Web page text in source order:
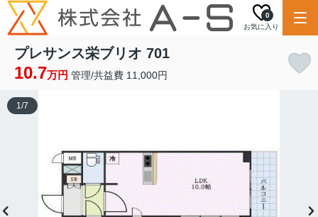
お気に入り
0
プレサンス栄ブリオ 701
10.7万円 管理/共益費 11,000円
1/7